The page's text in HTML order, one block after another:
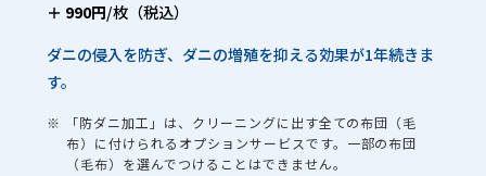
＋ 990円/枚（税込）
ダニの侵入を防ぎ、ダニの増殖を抑える効果が1年続きま
す。
※ 「防ダニ加工」は、クリーニングに出す全ての布団（毛
布）に付けられるオプションサービスです。一部の布団
（毛布）を選んでつけることはできません。